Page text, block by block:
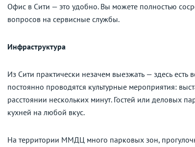
Офис в Сити — это удобно. Вы можете полностью
вопросов на сервисные службы.
Инфраструктура
Из Сити практически незачем выезжать — здесь
постоянно проводятся культурные мероприятия:
расстоянии нескольких минут. Гостей или деловых
кухней на любой вкус.
На территории ММДЦ много парковых зон,